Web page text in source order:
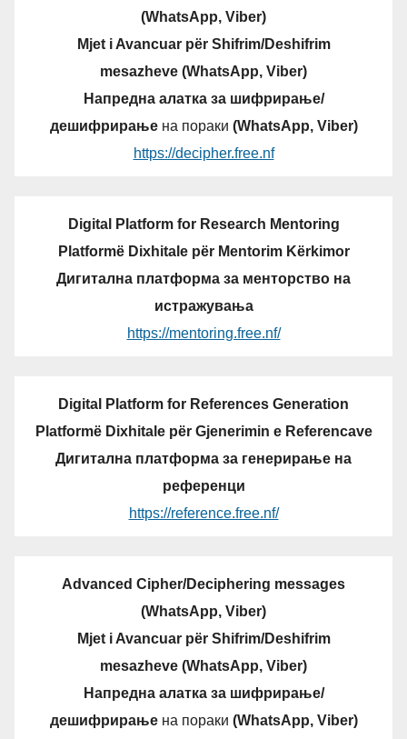
(WhatsApp, Viber)
Mjet i Avancuar për Shifrim/Deshifrim
mesazheve (WhatsApp, Viber)
Напредна алатка за шифрирање/
дешифрирањена пораки (WhatsApp, Viber)
https://decipher.free.nf
Digital Platform for Research Mentoring
Platformë Dixhitale për Mentorim Kërkimor
Дигитална платформа за менторство на
истражувања
https://mentoring.free.nf/
Digital Platform for References Generation
Platformë Dixhitale për Gjenerimin e Referencave
Дигитална платформа за генерирање на
референци
https://reference.free.nf/
Advanced Cipher/Deciphering messages
(WhatsApp, Viber)
Mjet i Avancuar për Shifrim/Deshifrim
mesazheve (WhatsApp, Viber)
Напредна алатка за шифрирање/
дешифрирањена пораки (WhatsApp, Viber)